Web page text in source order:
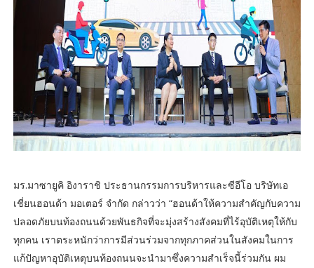
มร.มาซายูคิ อิงาราชิ ประธานกรรมการบริหารและซีอีโอ บริษัทเอ
เชี่ยนฮอนด้า มอเตอร์ จำกัด กล่าวว่า “ฮอนด้าให้ความสำคัญกับความ
ปลอดภัยบนท้องถนนด้วยพันธกิจที่จะมุ่งสร้างสังคมที่ไร้อุบัติเหตุให้กับ
ทุกคน เราตระหนักว่าการมีส่วนร่วมจากทุกภาคส่วนในสังคมในการ
แก้ปัญหาอุบัติเหตุบนท้องถนนจะนำมาซึ่งความสำเร็จนี้ร่วมกัน ผม